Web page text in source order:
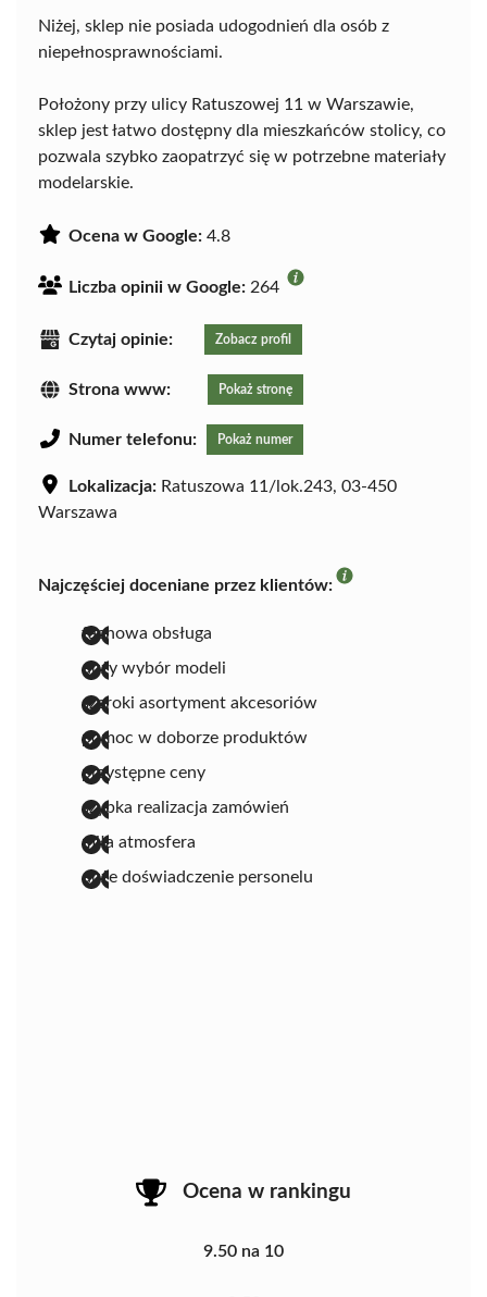
Niżej, sklep nie posiada udogodnień dla osób z
niepełnosprawnościami.
Położony przy ulicy Ratuszowej 11 w Warszawie,
sklep jest łatwo dostępny dla mieszkańców stolicy, co
pozwala szybko zaopatrzyć się w potrzebne materiały
modelarskie.
Ocena w Google: 4.8
Liczba opinii w Google: 264
Czytaj opinie: Zobacz profil
Strona www: Pokaż stronę
Numer telefonu: Pokaż numer
Lokalizacja: Ratuszowa 11/lok.243, 03-450
Warszawa
Najczęściej doceniane przez klientów:
fachowa obsługa
duży wybór modeli
szeroki asortyment akcesoriów
pomoc w doborze produktów
przystępne ceny
szybka realizacja zamówień
miła atmosfera
duże doświadczenie personelu
Ocena w rankingu
9.50 na 10